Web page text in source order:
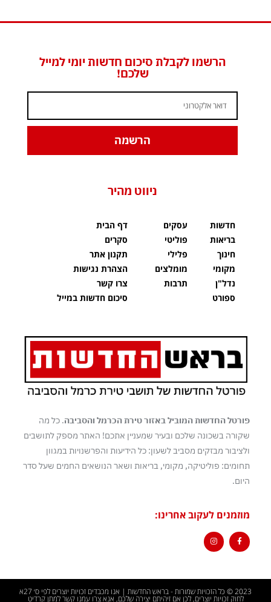
הרשמו לקבלת סיכום חדשות יומי למייל
שלכם!
הרשמה
ניווט מהיר
חדשות
בריאות
חינוך
מקומי
נדל"ן
ספורט
עסקים
פוליטי
פלילי
מומלצים
תרבות
דף הבית
סקרים
תקנון אתר
הצהרת נגישות
צרו קשר
סיכום חדשות במייל
פורטל החדשות המוביל באזור טירת הכרמל והסביבה. כל מה
שקורה בשכונה שלכם ובעיר שמעניין אתכם! האתר מספק לתושבים
ולציבור מבזקים מסביב לשעון: כל הידיעות והפרשנויות במגוון
תחומים: פוליטיקה, מקומי, בריאות ושאר הנושאים החמים שעל סדר
היום.
מוזמנים לעקוב אחרינו:
2023 © כל הזכויות שמורות - בראש החדשות | אנו מכבדים זכויות יוצרים לפי ס׳ 27א
לחוק זכויות יוצרים, לכן אם זיהיתם יצירה שלכם, אנא צרו עמנו קשר למתן קרדיט